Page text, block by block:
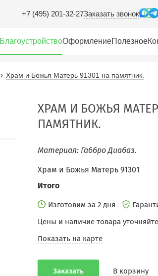
+7 (495) 201-32-27Заказать звонок
БлагоустройствоОформлениеПолезное
Храм и Божья Матерь 91301 на памятник.
ХРАМ И БОЖЬЯ
ПАМЯТНИК.
Материал: Габбро Диабаз.
Храм и Божья Матерь 91301
Итого
Изготовим за 2 дня
Цены и наличие товара
Показать на карте
Заказать В корзину